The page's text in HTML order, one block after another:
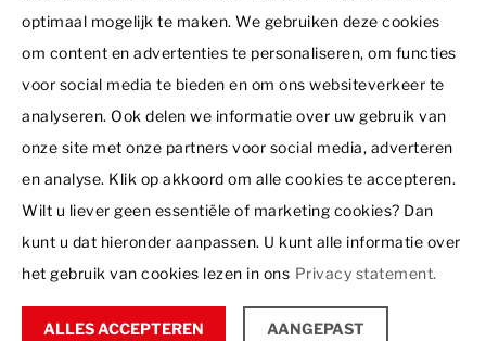
Achternaam *
E-mailadres *
Telefoonnummer *
VRAAG NU UW BROCHURE AAN!
Dormio Residence Costa Blanca
Dormio Resort Berck-sur-Mer
Dormio Resort Costa Blanca Beach & Spa
Dormio Resort Eifeler Tor
Dormio Resort Les Portes Du Grand Massif - Flaine
Dormio Resort Les Portes Du Mont Blanc - Vallorcine
Dormio Resort Maastricht
Projecten in ontwikkeling
Over ons
Inspiratie
Hoe werkt het?
Bezichtigingen
Dormio Resorts & Hotels
Dormio Leisure Development
Summio Parcs
Boiten Ingenieurs
Recreatie Architectuur
Dormio Investments B.V.
Ir. J.P. van Muijlwijkstraat 7
6828 BP Arnhem
+31 26 353 77 02
verkoop@dormio.eu
© 2026 - Dormio Investments | All rights reserved
Privacy statement
Disclaimer
optimaal mogelijk te maken. We gebruiken deze cookies
om content en advertenties te personaliseren, om functies
voor social media te bieden en om ons websiteverkeer te
analyseren. Ook delen we informatie over uw gebruik van
onze site met onze partners voor social media, adverteren
en analyse. Klik op akkoord om alle cookies te accepteren.
Wilt u liever geen essentiële of marketing cookies? Dan
kunt u dat hieronder aanpassen. U kunt alle informatie over
het gebruik van cookies lezen in ons Privacy statement.
ALLES ACCEPTEREN AANGEPAST